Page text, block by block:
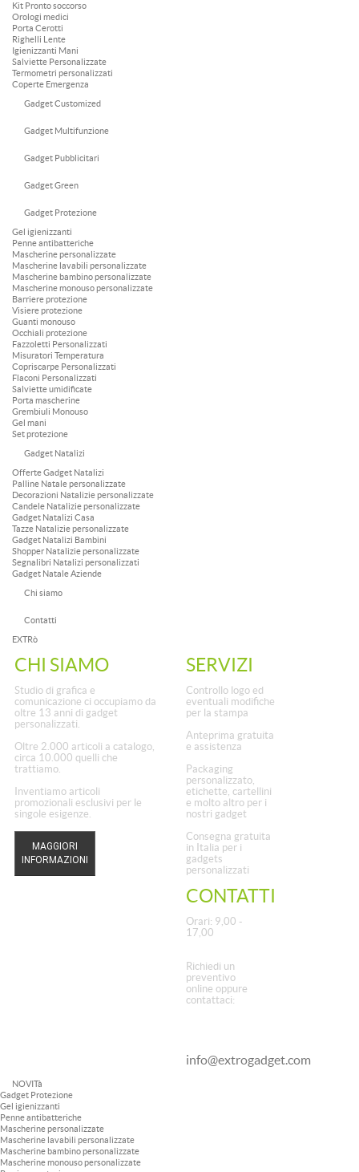
Kit Pronto soccorso
Orologi medici
Porta Cerotti
Righelli Lente
Igienizzanti Mani
Salviette Personalizzate
Termometri personalizzati
Coperte Emergenza
Gadget Customized
Gadget Multifunzione
Gadget Pubblicitari
Gadget Green
Gadget Protezione
Gel igienizzanti
Penne antibatteriche
Mascherine personalizzate
Mascherine lavabili personalizzate
Mascherine bambino personalizzate
Mascherine monouso personalizzate
Barriere protezione
Visiere protezione
Guanti monouso
Occhiali protezione
Fazzoletti Personalizzati
Misuratori Temperatura
Copriscarpe Personalizzati
Flaconi Personalizzati
Salviette umidificate
Porta mascherine
Grembiuli Monouso
Gel mani
Set protezione
Gadget Natalizi
Offerte Gadget Natalizi
Palline Natale personalizzate
Decorazioni Natalizie personalizzate
Candele Natalizie personalizzate
Gadget Natalizi Casa
Tazze Natalizie personalizzate
Gadget Natalizi Bambini
Shopper Natalizie personalizzate
Segnalibri Natalizi personalizzati
Gadget Natale Aziende
Chi siamo
Contatti
EXTRò
CHI SIAMO
Studio di grafica e
comunicazione ci occupiamo da
oltre 13 anni di gadget
personalizzati.
Oltre 2.000 articoli a catalogo,
circa 10.000 quelli che
trattiamo.
Inventiamo articoli
promozionali esclusivi per le
singole esigenze.
MAGGIORI
INFORMAZIONI
SERVIZI
Controllo logo ed
eventuali modifiche
per la stampa
Anteprima gratuita
e assistenza
Packaging
personalizzato,
etichette, cartellini
e molto altro per i
nostri gadget
Consegna gratuita
in Italia per i
gadgets
personalizzati
CONTATTI
Orari: 9,00 -
17,00
Richiedi un
preventivo
online oppure
contattaci:
info@extrogadget.com
NOVITà
Gadget Protezione
Gel igienizzanti
Penne antibatteriche
Mascherine personalizzate
Mascherine lavabili personalizzate
Mascherine bambino personalizzate
Mascherine monouso personalizzate